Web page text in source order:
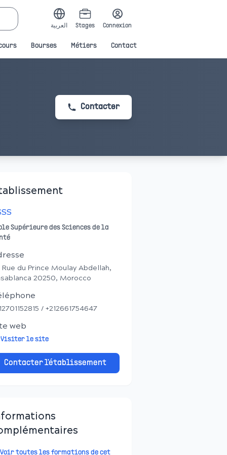
العربية Stages Connexion
Bourses Métiers Contact
Contacter
Supérieure des Sciences de la
Rue du Prince Moulay Abdellah,
20250, Morocco
/ +​​212661754647
web
Visiter le site
Contacter l'établissement
Voir toutes les formations de cet